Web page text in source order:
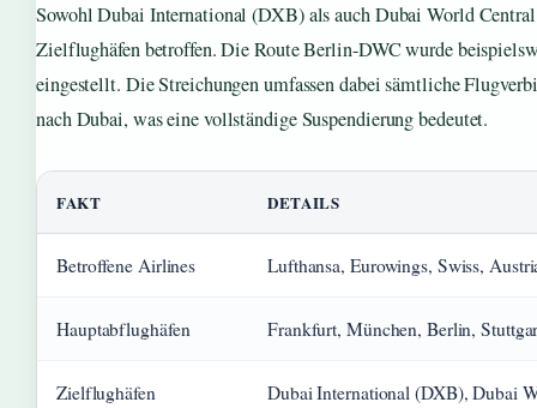
Sowohl Dubai International (DXB) als auch Dubai World
Zielflughäfen betroffen. Die Route Berlin-DWC wurde
eingestellt. Die Streichungen umfassen dabei sämtliche
nach Dubai, was eine vollständige Suspendierung bedeutet.
FAKT DETAILS
Betroffene Airlines Lufthansa, Eurowings, Swiss,
Hauptabflughäfen Frankfurt, München, Berlin,
Zielflughäfen Dubai International (DXB), Dubai